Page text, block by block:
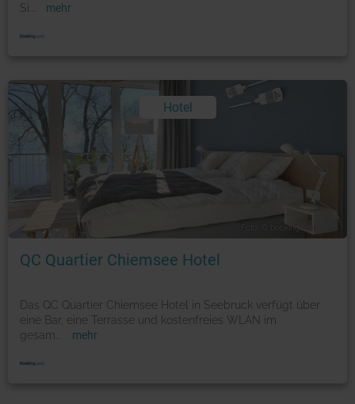
Si
mehr
Hotel
Foto: © booking.com
QC Quartier Chiemsee Hotel
Das QC Quartier Chiemsee Hotel in Seebruck verfügt über
eine Bar, eine Terrasse und kostenfreies WLAN im
gesam
mehr